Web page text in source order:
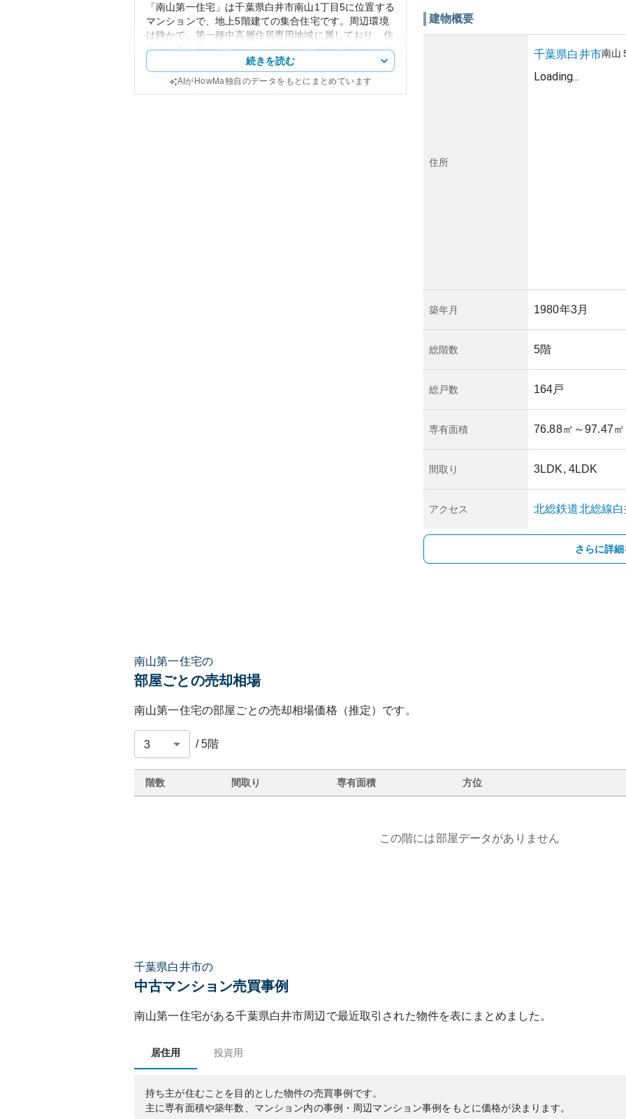
「南山第一住宅」は千葉県白井市南山1丁目5に位置する
マンションで、地上5階建ての集合住宅です。周辺環境
は静かで、第一種中高層住居専用地域に属しており、住
環境がよく整っているのが特徴です。日中は管理人が常
駐し、管理形態は一部委託されているため、管理体制は
安心感があります。外観は飾らないシンプルなデザイン
続きを読む
AIがHowMa独自のデータをもとにまとめています
建物概要
住所
千葉県白井市南山
Loading...
築年月 1980年3月
総階数 5階
総戸数 164戸
専有面積 76.88㎡ ～97.47㎡
間取り 3LDK, 4LDK
アクセス 北総鉄道北総線
さらに詳
南山第一住宅の
部屋ごとの売却相場
南山第一住宅の部屋ごとの売却相場価格（推定）です。
/5階
階数 間取り 専有面積 方位
この階には部屋データがありません
千葉県白井市の
中古マンション売買事例
南山第一住宅がある千葉県白井市周辺で最近取引された物件を表にまとめました。
居住用 投資用
持ち主が住むことを目的とした物件の売買事例です。
主に専有面積や築年数、マンション内の事例・周辺マンション事例をもとに価格が決まります。